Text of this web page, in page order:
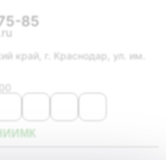
85
край, г. Краснодар, ул. им.